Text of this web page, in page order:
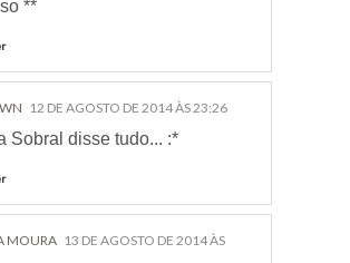
**
12 DE AGOSTO DE 2014 ÀS 23:26
Sobral disse tudo... :*
MOURA 13 DE AGOSTO DE 2014 ÀS